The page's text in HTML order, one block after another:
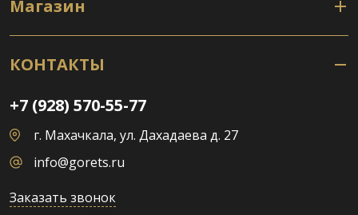
Магазин
КОНТАКТЫ
+7 (928) 570-55-77
г. Махачкала, ул. Дахадаева д. 27
info@gorets.ru
Заказать звонок